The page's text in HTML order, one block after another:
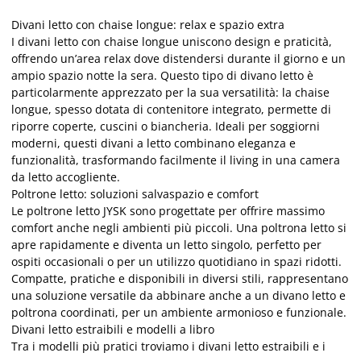
Divani letto con chaise longue: relax e spazio extra
I divani letto con chaise longue uniscono design e praticità,
offrendo un’area relax dove distendersi durante il giorno e un
ampio spazio notte la sera. Questo tipo di divano letto è
particolarmente apprezzato per la sua versatilità: la chaise
longue, spesso dotata di contenitore integrato, permette di
riporre coperte, cuscini o biancheria. Ideali per soggiorni
moderni, questi divani a letto combinano eleganza e
funzionalità, trasformando facilmente il living in una camera
da letto accogliente.
Poltrone letto: soluzioni salvaspazio e comfort
Le poltrone letto JYSK sono progettate per offrire massimo
comfort anche negli ambienti più piccoli. Una poltrona letto si
apre rapidamente e diventa un letto singolo, perfetto per
ospiti occasionali o per un utilizzo quotidiano in spazi ridotti.
Compatte, pratiche e disponibili in diversi stili, rappresentano
una soluzione versatile da abbinare anche a un divano letto e
poltrona coordinati, per un ambiente armonioso e funzionale.
Divani letto estraibili e modelli a libro
Tra i modelli più pratici troviamo i divani letto estraibili e i